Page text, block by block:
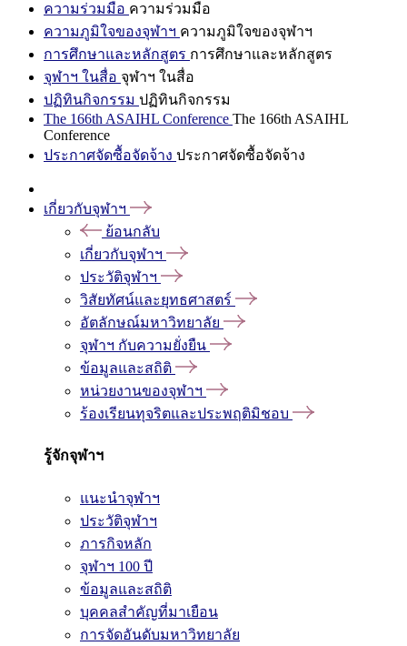
ความร่วมมือ ความร่วมมือ
ความภูมิใจของจุฬาฯ ความภูมิใจของจุฬาฯ
การศึกษาและหลักสูตร การศึกษาและหลักสูตร
จุฬาฯ ในสื่อ จุฬาฯ ในสื่อ
ปฏิทินกิจกรรม ปฏิทินกิจกรรม
The 166th ASAIHL Conference The 166th ASAIHL
Conference
ประกาศจัดซื้อจัดจ้าง ประกาศจัดซื้อจัดจ้าง
เกี่ยวกับจุฬาฯ
ย้อนกลับ
เกี่ยวกับจุฬาฯ
ประวัติจุฬาฯ
วิสัยทัศน์และยุทธศาสตร์
อัตลักษณ์มหาวิทยาลัย
จุฬาฯ กับความยั่งยืน
ข้อมูลและสถิติ
หน่วยงานของจุฬาฯ
ร้องเรียนทุจริตและประพฤติมิชอบ
รู้จักจุฬาฯ
แนะนำจุฬาฯ
ประวัติจุฬาฯ
ภารกิจหลัก
จุฬาฯ 100 ปี
ข้อมูลและสถิติ
บุคคลสำคัญที่มาเยือน
การจัดอันดับมหาวิทยาลัย